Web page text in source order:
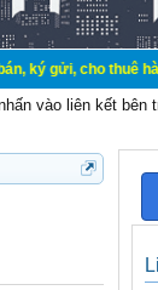
thuê hàng hoá
vào liên kết bên